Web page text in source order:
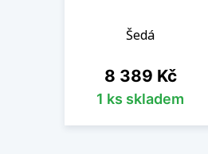
Šedá
Cena
8 389 Kč
1 ks skladem